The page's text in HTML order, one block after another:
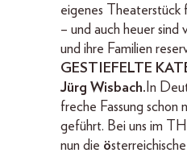
eigenes Theaterstück
– und auch heuer
und ihre Familien
GESTIEFELTE
Jürg Wisbach. In
freche Fassung
geführt. Bei uns im
nun die ö